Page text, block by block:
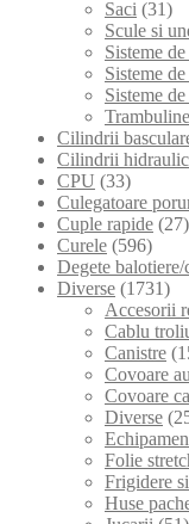
Saci (31)
Scule si
Sisteme
Sisteme
Sisteme
Trambuline
Cilindrii
Cilindrii
CPU (33)
Culegatoare
Cuple rapide (27)
Curele (596)
Degete
Diverse (1731)
Accesorii
Cablu
Canistre
Covoare
Covoare
Diverse
Folie
Frigidere
Huse